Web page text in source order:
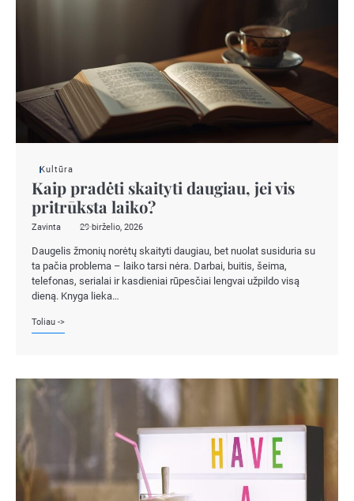
Kultūra
Kaip pradėti skaityti daugiau, jei vis
pritrūksta laiko?
Zavinta 29 birželio, 2026
Daugelis žmonių norėtų skaityti daugiau, bet nuolat susiduria su
ta pačia problema – laiko tarsi nėra. Darbai, buitis, šeima,
telefonas, serialai ir kasdieniai rūpesčiai lengvai užpildo visą
dieną. Knyga lieka…
Toliau ->